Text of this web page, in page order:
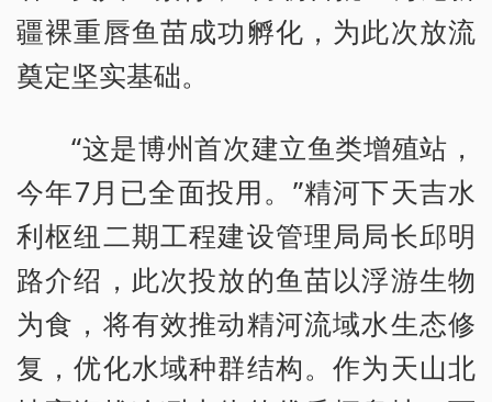
疆裸重唇鱼苗成功孵化，为此次放流
奠定坚实基础。
“这是博州首次建立鱼类增殖站，
今年7月已全面投用。”精河下天吉水
利枢纽二期工程建设管理局局长邱明
路介绍，此次投放的鱼苗以浮游生物
为食，将有效推动精河流域水生态修
复，优化水域种群结构。作为天山北